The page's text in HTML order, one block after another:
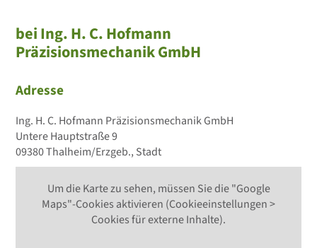
bei Ing. H. C. Hofmann
Präzisionsmechanik GmbH
Adresse
Ing. H. C. Hofmann Präzisionsmechanik GmbH
Untere Hauptstraße 9
09380 Thalheim/Erzgeb., Stadt
Um die Karte zu sehen, müssen Sie die "Google
Maps"-Cookies aktivieren (Cookieeinstellungen >
Cookies für externe Inhalte).